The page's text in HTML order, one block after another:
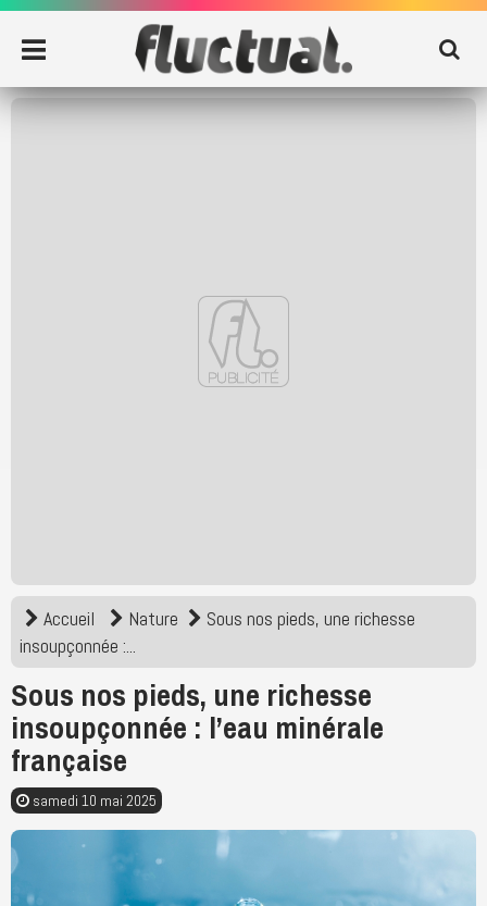
Accueil Nature
Sous nos pieds, une richesse
insoupçonnée :...
Sous nos pieds, une richesse
insoupçonnée : l’eau minérale
française
samedi 10 mai 2025